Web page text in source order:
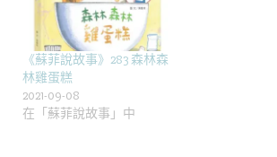
《蘇菲說故事》283 森林森
林雞蛋糕
2021-09-08
在「蘇菲說故事」中